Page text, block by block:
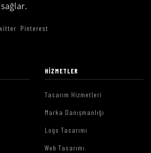
Pinterest
HIZMETLER
Tasarım Hizmetleri
Marka Danışmanlığı
Logo Tasarımı
Web Tasarımı